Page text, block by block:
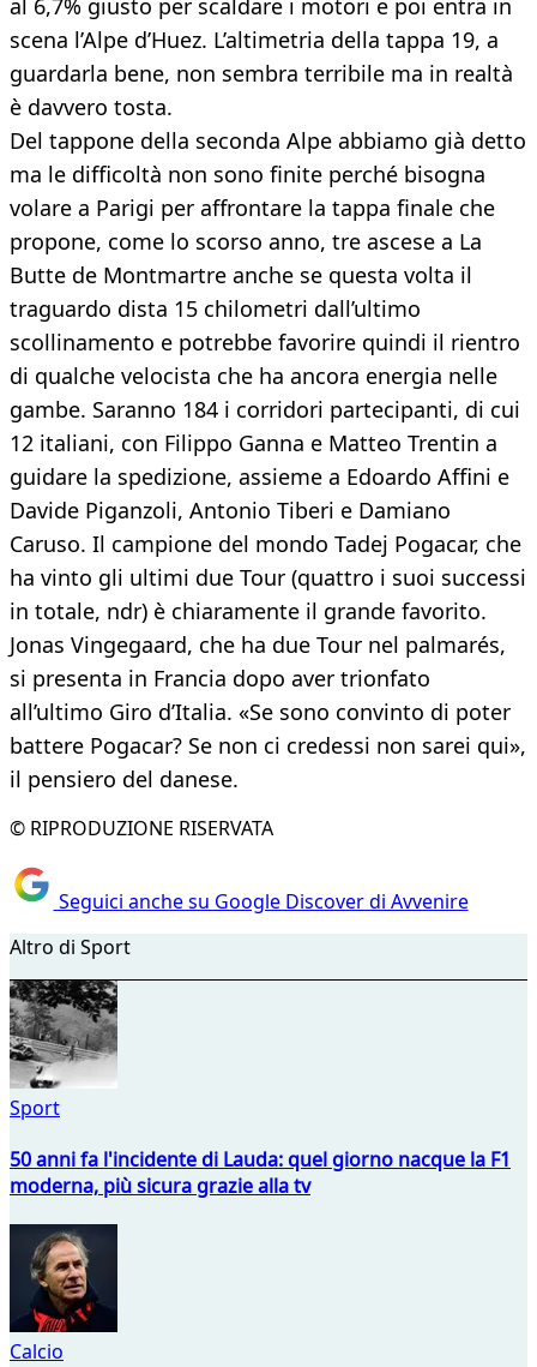
al 6,7% giusto per scaldare i motori e poi entra in
scena l’Alpe d’Huez. L’altimetria della tappa 19, a
guardarla bene, non sembra terribile ma in realtà
è davvero tosta.
Del tappone della seconda Alpe abbiamo già detto
ma le difficoltà non sono finite perché bisogna
volare a Parigi per affrontare la tappa finale che
propone, come lo scorso anno, tre ascese a La
Butte de Montmartre anche se questa volta il
traguardo dista 15 chilometri dall’ultimo
scollinamento e potrebbe favorire quindi il rientro
di qualche velocista che ha ancora energia nelle
gambe. Saranno 184 i corridori partecipanti, di cui
12 italiani, con Filippo Ganna e Matteo Trentin a
guidare la spedizione, assieme a Edoardo Affini e
Davide Piganzoli, Antonio Tiberi e Damiano
Caruso. Il campione del mondo Tadej Pogacar, che
ha vinto gli ultimi due Tour (quattro i suoi successi
in totale, ndr) è chiaramente il grande favorito.
Jonas Vingegaard, che ha due Tour nel palmarés,
si presenta in Francia dopo aver trionfato
all’ultimo Giro d’Italia. «Se sono convinto di poter
battere Pogacar? Se non ci credessi non sarei qui»,
il pensiero del danese.
© RIPRODUZIONE RISERVATA
Seguici anche su Google Discover di Avvenire
Altro di Sport
Sport
50 anni fa l'incidente di Lauda: quel giorno nacque la F1
moderna, più sicura grazie alla tv
Calcio